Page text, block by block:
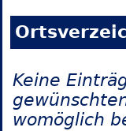
Keine
womöglich